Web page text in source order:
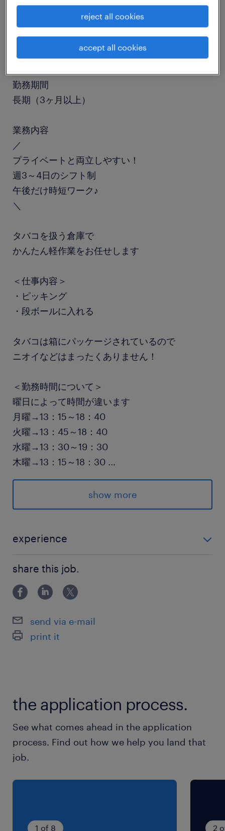
job details
職種
仕分け・ピッキング・梱包
勤務期間
長期（3ヶ月以上）
業務内容
／
プライベートと両立しやすい！
週3～4日のシフト制
午後だけ時短ワーク♪
＼
タバコを扱う倉庫で
かんたん軽作業をお任せします
＜仕事内容＞
・ピッキング
・段ボールに入れる
タバコは箱にパッケージされているので
ニオイなどはまったくありません！
＜勤務時間について＞
曜日によって時間が違います
月曜→13：15～18：40
火曜→13：45～18：40
水曜→13：30～19：30
木曜→13：15～18：30 ...
金曜→13：45～19：50
土曜→13：30～18：50
国内外の商品を扱い、流通サービスを提供してい
最寄駅
武蔵野線／新座駅（徒歩15分）
西武新宿線、西武池袋線／所沢駅
み、希望休の相談OK
就業時間
（1）13:15-18:40（実働4時間55分・休憩30分）
（2）13:30-19:30（実働5時間30分・休憩30
分）
分）
show more
experience
share this job.
send via e-mail
print it
the application process.
See what comes ahead in the application
process. Find out how we help you land that
job.
1 of 8 2
reject all cookies
accept all cookies